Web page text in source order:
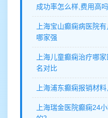
成功率怎么样,费用高吗
上海宝山癫痫病医院
哪家强
上海儿童癫痫治疗哪
名对比
上海浦东癫痫报销材
上海瑞金医院癫痫24